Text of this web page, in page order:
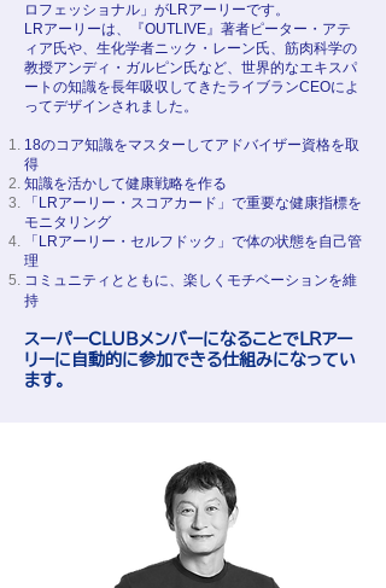
ロフェッショナル」がLRアーリーです。
LRアーリーは、『OUTLIVE』著者ピーター・アテ
ィア氏や、生化学者ニック・レーン氏、筋肉科学の
教授アンディ・ガルピン氏など、世界的なエキスパ
ートの知識を長年吸収してきたライブランCEOによ
ってデザインされました。
18のコア知識をマスターしてアドバイザー資格を取
得
知識を活かして健康戦略を作る
「LRアーリー・スコアカード」で重要な健康指標を
モニタリング
「LRアーリー・セルフドック」で体の状態を自己管
理
コミュニティとともに、楽しくモチベーションを維
持
スーパーCLUBメンバーになることでLRアー
リーに自動的に参加できる仕組みになってい
ます。